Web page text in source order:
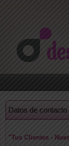
Datos de contacto
"Tus Clientes -